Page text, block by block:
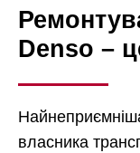
Denso –
власника